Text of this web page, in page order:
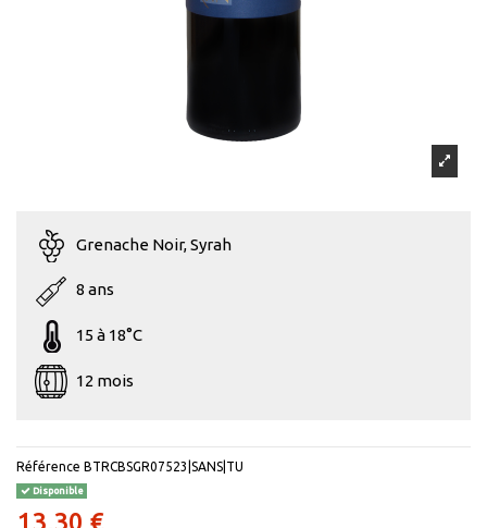
Grenache Noir, Syrah
8 ans
15 à 18°C
12 mois
Référence BTRCBSGR07523|SANS|TU
Disponible
13,30 €